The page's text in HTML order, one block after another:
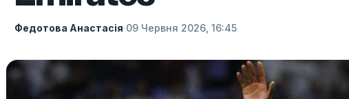
Федотова Анастасія·09 Червня 2026, 16:45